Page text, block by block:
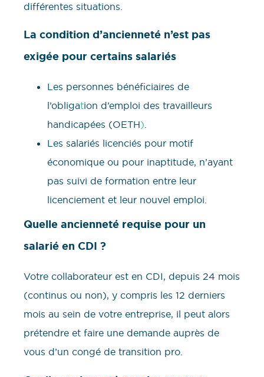
différentes situations.
La condition d’ancienneté n’est pas
exigée pour certains salariés
Les personnes bénéficiaires de
l’obligation d’emploi des travailleurs
handicapées (OETH).
Les salariés licenciés pour motif
économique ou pour inaptitude, n’ayant
pas suivi de formation entre leur
licenciement et leur nouvel emploi.
Quelle ancienneté requise pour un
salarié en CDI ?
Votre collaborateur est en CDI, depuis 24 mois
(continus ou non), y compris les 12 derniers
mois au sein de votre entreprise, il peut alors
prétendre et faire une demande auprès de
vous d’un congé de transition pro.